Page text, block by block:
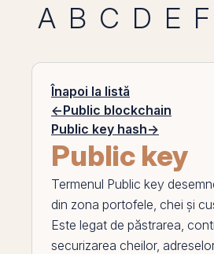
A B C D E F
Înapoi la listă
←Public blockchain
Public key hash→
Public key
Termenul Public key
din zona portofele, chei și
Este legat de păstrarea,
securizarea cheilor,